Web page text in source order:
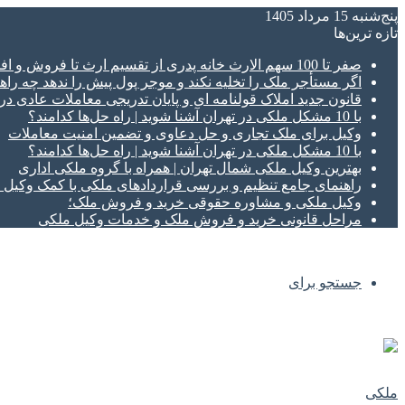
پنج‌شنبه 15 مرداد 1405
تازه‌ ترین‌ها
صفر تا 100 سهم الارث خانه پدری از تقسیم ارث تا فروش و افراز ملک ورثه ای
اگر مستأجر ملک را تخلیه نکند و موجر پول پیش را ندهد چه
قانون جدید املاک قولنامه ای و پایان تدریجی معاملات عادی
با 10 مشکل ملکی در تهران آشنا شوید | راه حل‌ها کدامند؟
وکیل برای ملک تجاری و حل دعاوی و تضمین امنیت معاملات
با 10 مشکل ملکی در تهران آشنا شوید | راه حل‌ها کدامند؟
بهترین وکیل ملکی شمال تهران | همراه با گروه ملکی اداری
راهنمای جامع تنظیم و بررسی قراردادهای ملکی با کمک
وکیل ملکی و مشاوره حقوقی خرید و فروش ملک؛
مراحل قانونی خرید و فروش ملک و خدمات وکیل ملکی
جستجو برای